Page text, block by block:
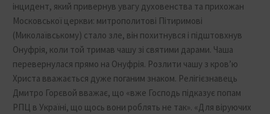
інцидент, який привернув увагу духовенства та прихожан
Московської церкви: митрополитові Пітиримові
(Миколаївському) стало зле, він похитнувся і підштовхнув
Онуфрія, коли той тримав чашу зі святими дарами. Чаша
перевернулася прямо на Онуфрія. Розлити чашу з кровʼю
Христа вважається дуже поганим знаком. Релігієзнавець
Дмитро Горєвой вважає, що «вже Господь підказує попам
РПЦ в Україні, що щось вони роблять не так». «Для віруючих